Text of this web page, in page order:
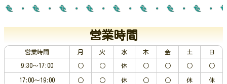
営業時間
営業時間 月 火 水 木 金 土 日
9:30～17:00 ○ ○ 休 ○ ○ ○ ○
17:00～19:00 ○ ○ 休 ○ ○ 休 休